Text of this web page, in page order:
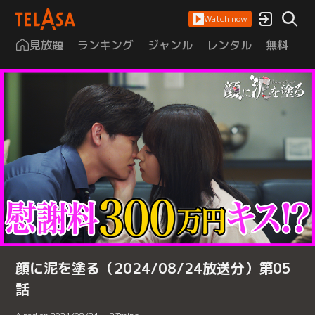
Watch now
見放題 ランキング ジャンル レンタル 無料
顔に泥を塗る（2024/08/24放送分）第05
話